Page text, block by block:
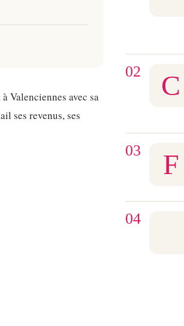
Valenciennes avec sa
ses revenus, ses
02 C
03 F
04